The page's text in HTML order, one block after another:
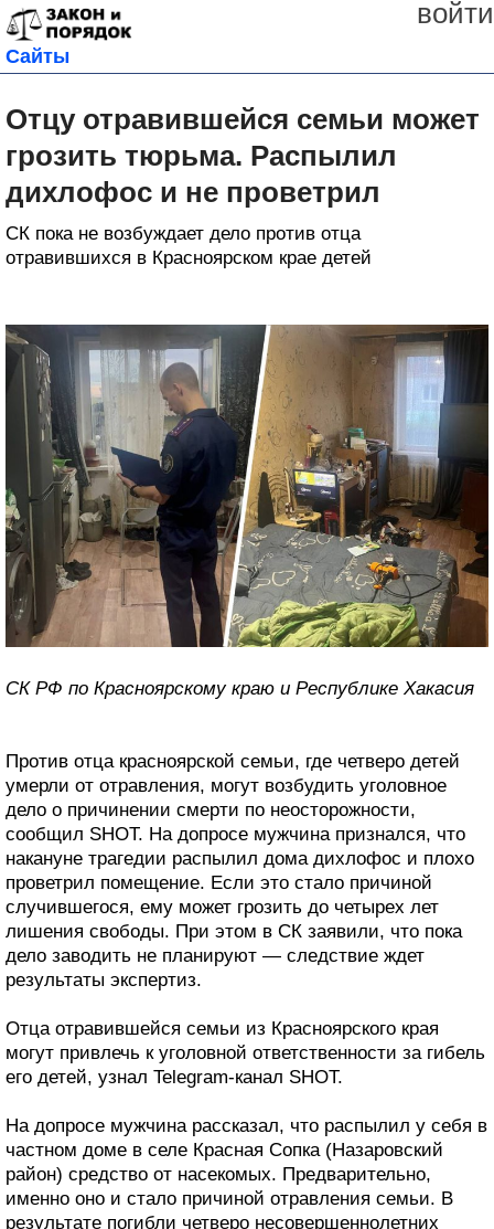
войти
Сайты
Отцу отравившейся семьи может
грозить тюрьма. Распылил
дихлофос и не проветрил
СК пока не возбуждает дело против отца
отравившихся в Красноярском крае детей
СК РФ по Красноярскому краю и Республике Хакасия
Против отца красноярской семьи, где четверо детей
умерли от отравления, могут возбудить уголовное
дело о причинении смерти по неосторожности,
сообщил SHOT. На допросе мужчина признался, что
накануне трагедии распылил дома дихлофос и плохо
проветрил помещение. Если это стало причиной
случившегося, ему может грозить до четырех лет
лишения свободы. При этом в СК заявили, что пока
дело заводить не планируют — следствие ждет
результаты экспертиз.
Отца отравившейся семьи из Красноярского края
могут привлечь к уголовной ответственности за гибель
его детей, узнал Telegram-канал SHOT.
На допросе мужчина рассказал, что распылил у себя в
частном доме в селе Красная Сопка (Назаровский
район) средство от насекомых. Предварительно,
именно оно и стало причиной отравления семьи. В
результате погибли четверо несовершеннолетних